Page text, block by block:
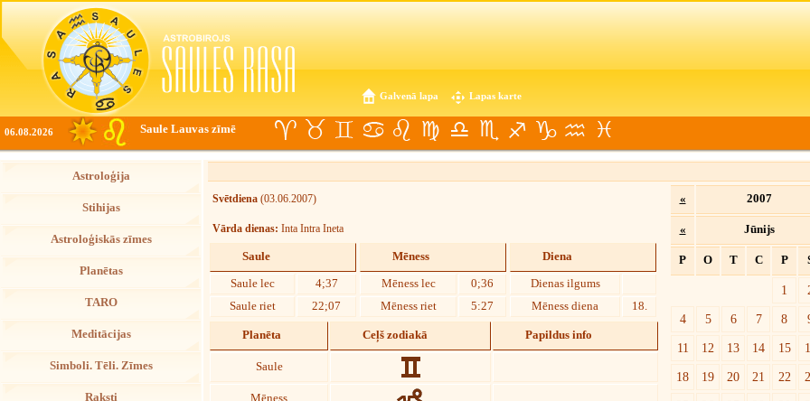
Galvenā lapa Lapas karte
06.08.2026 Saule Lauvas zīmē
Astroloģija
Stihijas
Astroloģiskās zīmes
Planētas
TARO
Meditācijas
Simboli. Tēli. Zīmes
Raksti
Svētdiena (03.06.2007)
Vārda dienas: Inta Intra Ineta
Saule
Saule lec
4;37
Saule riet
22;07
Mēness
Mēness lec
0;36
Mēness riet
5:27
Diena
Dienas ilgums
Mēness diena
18.
Planēta Ceļš zodiakā Papildus info
Saule
Mēness
« 2007
« Jūnijs
P O T C P
1
4
5 6 7 8
11
12 13 14 15
18
19 20 21 22